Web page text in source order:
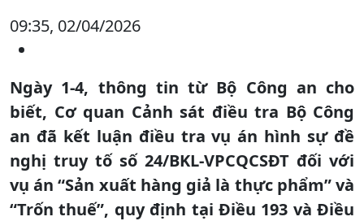
09:35, 02/04/2026
Ngày 1-4, thông tin từ Bộ Công an cho
biết, Cơ quan Cảnh sát điều tra Bộ Công
an đã kết luận điều tra vụ án hình sự đề
nghị truy tố số 24/BKL-VPCQCSĐT đối với
vụ án “Sản xuất hàng giả là thực phẩm” và
“Trốn thuế”, quy định tại Điều 193 và Điều